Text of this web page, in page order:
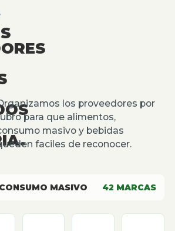
los proveedores por
para que alimentos,
masivo y bebidas
faciles de reconocer.
MASIVO 42 MARCAS